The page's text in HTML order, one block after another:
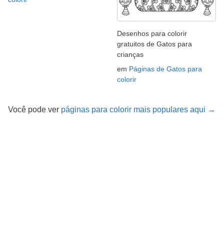
Desenhos para colorir
gratuitos de Gatos para
crianças
em Páginas de Gatos para
colorir
Você pode ver páginas para colorir mais populares aqui →